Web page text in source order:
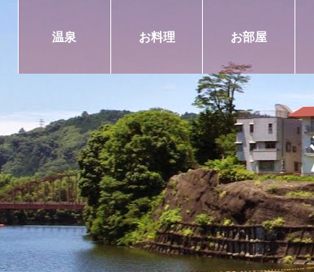
温泉 お料理 お部屋